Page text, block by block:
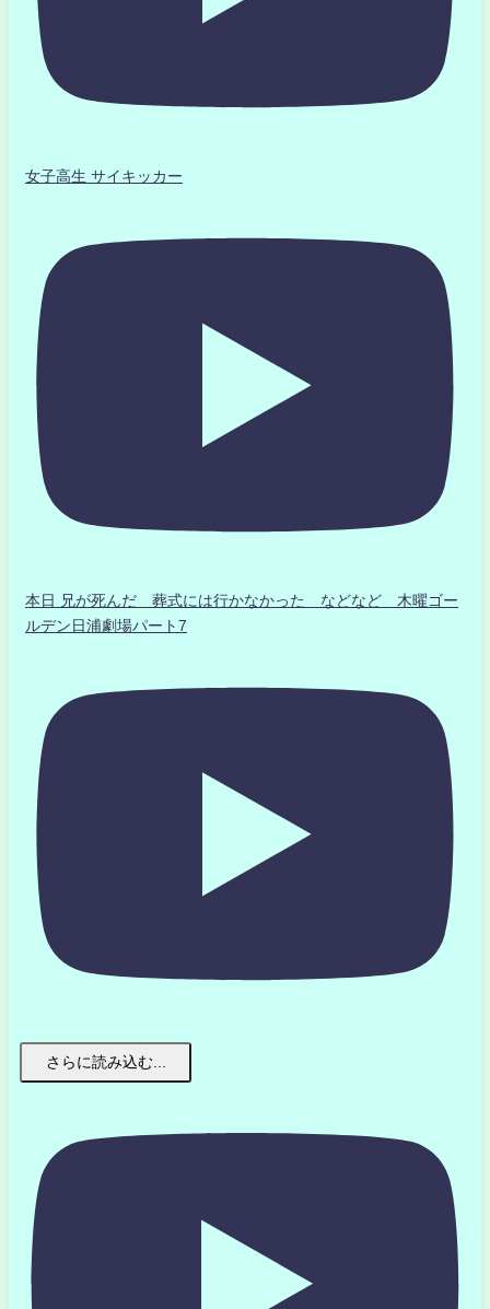
女子高生 サイキッカー
本日 兄が死んだ 葬式には行かなかった などなど 木曜ゴー
ルデン日浦劇場パート7
さらに読み込む...